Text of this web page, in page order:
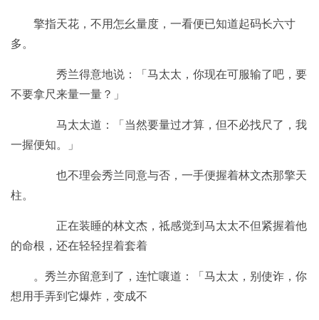
擎指天花，不用怎幺量度，一看便已知道起码长六寸
多。
秀兰得意地说：「马太太，你现在可服输了吧，要
不要拿尺来量一量？」
马太太道：「当然要量过才算，但不必找尺了，我
一握便知。」
也不理会秀兰同意与否，一手便握着林文杰那擎天
柱。
正在装睡的林文杰，祗感觉到马太太不但紧握着他
的命根，还在轻轻捏着套着
。秀兰亦留意到了，连忙嚷道：「马太太，别使诈，你
想用手弄到它爆炸，变成不